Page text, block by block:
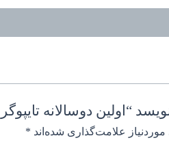
“اولین دوسالانه
علامت‌گذاری شده‌اند *